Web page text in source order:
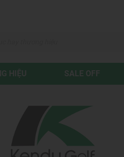
HIỆU SALE OFF